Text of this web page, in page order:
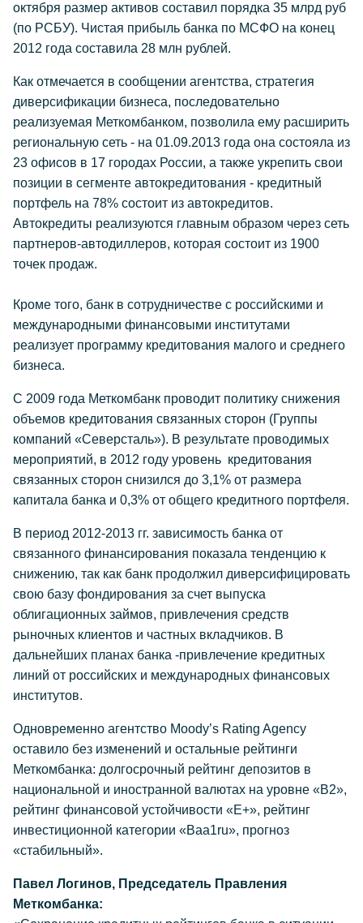
октября размер активов составил порядка 35 млрд руб
(по РСБУ). Чистая прибыль банка по МСФО на конец
2012 года составила 28 млн рублей.
Как отмечается в сообщении агентства, стратегия
диверсификации бизнеса, последовательно
реализуемая Меткомбанком, позволила ему расширить
региональную сеть - на 01.09.2013 года она состояла из
23 офисов в 17 городах России, а также укрепить свои
позиции в сегменте автокредитования - кредитный
портфель на 78% состоит из автокредитов.
Автокредиты реализуются главным образом через сеть
партнеров-автодиллеров, которая состоит из 1900
точек продаж.
Кроме того, банк в сотрудничестве с российскими и
международными финансовыми институтами
реализует программу кредитования малого и среднего
бизнеса.
С 2009 года Меткомбанк проводит политику снижения
объемов кредитования связанных сторон (Группы
компаний «Северсталь»). В результате проводимых
мероприятий, в 2012 году уровень кредитования
связанных сторон снизился до 3,1% от размера
капитала банка и 0,3% от общего кредитного портфеля.
В период 2012-2013 гг. зависимость банка от
связанного финансирования показала тенденцию к
снижению, так как банк продолжил диверсифицировать
свою базу фондирования за счет выпуска
облигационных займов, привлечения средств
рыночных клиентов и частных вкладчиков. В
дальнейших планах банка -привлечение кредитных
линий от российских и международных финансовых
институтов.
Одновременно агентство Moody’s Rating Agency
оставило без изменений и остальные рейтинги
Меткомбанка: долгосрочный рейтинг депозитов в
национальной и иностранной валютах на уровне «B2»,
рейтинг финансовой устойчивости «Е+», рейтинг
инвестиционной категории «Ваа1ru», прогноз
«стабильный».
Павел Логинов, Председатель Правления
Меткомбанка: